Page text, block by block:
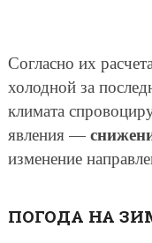
Согласно их
холодной за
климата
явления —
изменение
ПОГОДА НА